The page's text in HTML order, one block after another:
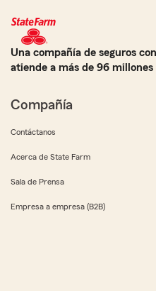
Una compañía de seguros
atiende a más de 96
Compañía
Contáctanos
Acerca de State Farm
Sala de Prensa
Empresa a empresa (B2B)